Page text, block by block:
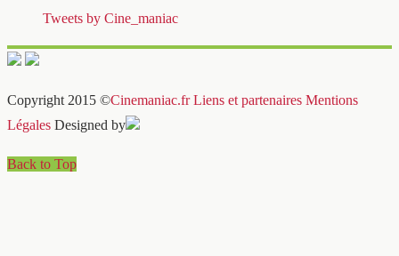
Tweets by Cine_maniac
Copyright 2015 ©Cinemaniac.fr Liens et partenaires Mentions
Légales Designed by
Back to Top